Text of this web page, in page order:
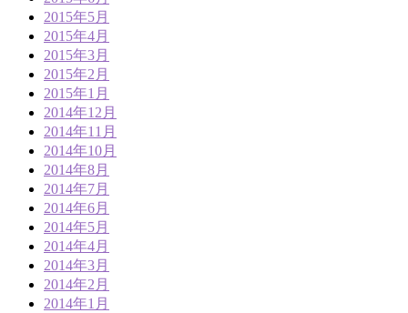
2015年5月
2015年4月
2015年3月
2015年2月
2015年1月
2014年12月
2014年11月
2014年10月
2014年8月
2014年7月
2014年6月
2014年5月
2014年4月
2014年3月
2014年2月
2014年1月